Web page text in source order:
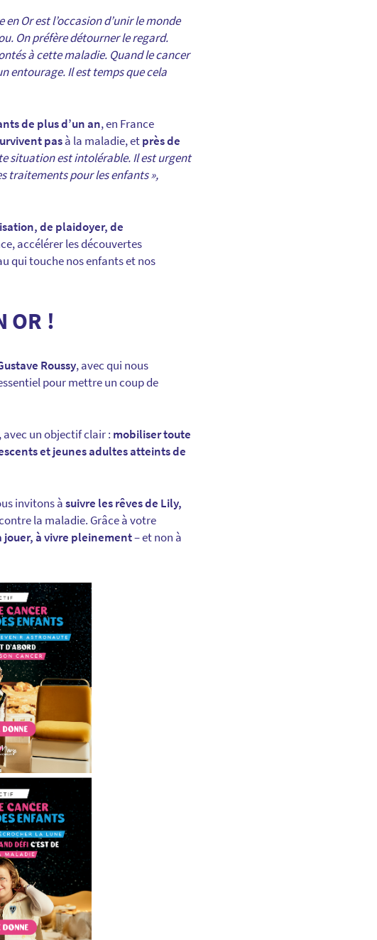
en Or est l’occasion d’unir le monde
On préfère détourner le regard.
à cette maladie. Quand le cancer
entourage. Il est temps que cela
de plus d’un an, en France
pasà la maladie, etprès de
situation est intolérable. Il est urgent
traitements pour les enfants »,
de plaidoyer, de
accélérer les découvertes
qui touche nos enfants et nos
OR !
Roussy, avec qui nous
pour mettre un coup de
, avec un objectif clair : mobiliser toute
et jeunes adultes atteints de
invitons àsuivre les rêves de Lily,
la maladie. Grâce à votre
jouer, à vivre pleinement– et non à